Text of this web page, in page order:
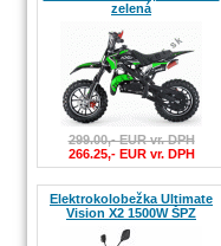
zelená
299.00,- EUR vr. DPH
266.25,- EUR vr. DPH
Elektrokolobežka Ultimate
Vision X2 1500W ŠPZ